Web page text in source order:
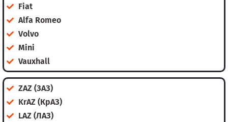
Fiat
Alfa Romeo
Volvo
Mini
Vauxhall
ZAZ (ЗАЗ)
KrAZ (КрАЗ)
LAZ (ЛАЗ)